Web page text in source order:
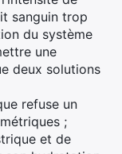
sanguin trop
du système
une
deux solutions
refuse un
;
et de